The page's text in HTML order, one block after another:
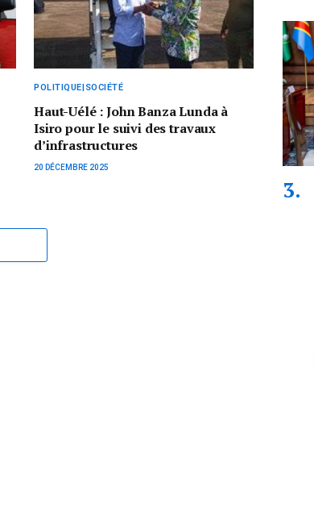
POLITIQUE|SOCIÉTÉ
Haut-Uélé : John Banza Lunda à
Isiro pour le suivi des travaux
d’infrastructures
20 DÉCEMBRE 2025